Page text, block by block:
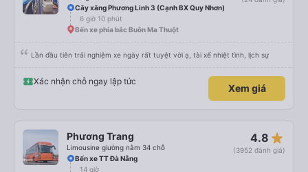
Cây xăng Phương Linh 3 (Cạnh BX Quy Nhơn)
6 giờ 10 phút
Bến xe phía bắc Buôn Ma Thuột
Lần đầu tiên trải nghiệm xe ngày rất tuyệt vời ạ, tài xế nhiệt tình, lịch sự
Xác nhận chỗ ngay lập tức
Xem giá
Phương Trang
Limousine giường nằm 34 chỗ
4.8 star_rate
(3952 đánh giá)
Bến xe TT Đà Nẵng
14 giờ